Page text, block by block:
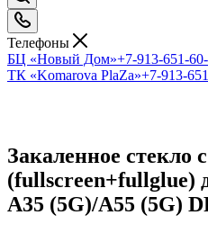
Телефоны
БЦ «Новый Дом»+7-913-651-
ТК «Komarova PlaZa»+7-913-
Закаленное стекло
(fullscreen+fullglue)
A35 (5G)/A55 (5G)